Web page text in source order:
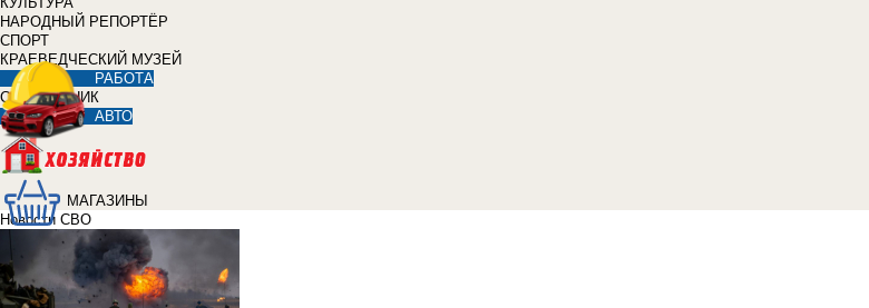
НАРОДНЫЙ РЕПОРТЁР
СПОРТ
КРАЕВЕДЧЕСКИЙ МУЗЕЙ
РАБОТА
СПРАВОЧНИК
АВТО
МАГАЗИНЫ
Новости СВО